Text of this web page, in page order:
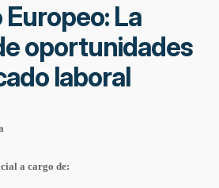
La
oportunidades
laboral
a cargo de: